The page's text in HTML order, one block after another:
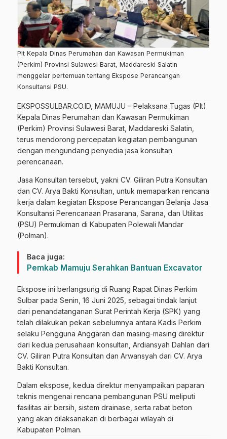
Plt Kepala Dinas Perumahan dan Kawasan Permukiman
(Perkim) Provinsi Sulawesi Barat, Maddareski Salatin
menggelar pertemuan tentang Ekspose Perancangan
Konsultansi PSU.
EKSPOSSULBAR.CO.ID, MAMUJU – Pelaksana Tugas (Plt)
Kepala Dinas Perumahan dan Kawasan Permukiman
(Perkim) Provinsi Sulawesi Barat, Maddareski Salatin,
terus mendorong percepatan kegiatan pembangunan
dengan mengundang penyedia jasa konsultan
perencanaan.
Jasa Konsultan tersebut, yakni CV. Giliran Putra Konsultan
dan CV. Arya Bakti Konsultan, untuk memaparkan rencana
kerja dalam kegiatan Ekspose Perancangan Belanja Jasa
Konsultansi Perencanaan Prasarana, Sarana, dan Utilitas
(PSU) Permukiman di Kabupaten Polewali Mandar
(Polman).
Baca juga:
Pemkab Mamuju Serahkan Bantuan Excavator
Ekspose ini berlangsung di Ruang Rapat Dinas Perkim
Sulbar pada Senin, 16 Juni 2025, sebagai tindak lanjut
dari penandatanganan Surat Perintah Kerja (SPK) yang
telah dilakukan pekan sebelumnya antara Kadis Perkim
selaku Pengguna Anggaran dan masing-masing direktur
dari kedua perusahaan konsultan, Ardiansyah Dahlan dari
CV. Giliran Putra Konsultan dan Arwansyah dari CV. Arya
Bakti Konsultan.
Dalam ekspose, kedua direktur menyampaikan paparan
teknis mengenai rencana pembangunan PSU meliputi
fasilitas air bersih, sistem drainase, serta rabat beton
yang akan dilaksanakan di berbagai wilayah di
Kabupaten Polman.